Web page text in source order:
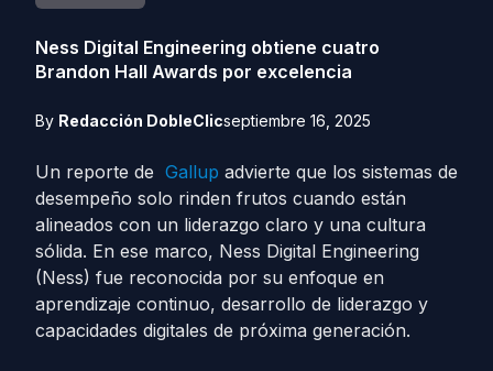
Ness Digital Engineering obtiene cuatro
Brandon Hall Awards por excelencia
By Redacción DobleClicseptiembre 16, 2025
Un reporte de Gallup advierte que los sistemas de
desempeño solo rinden frutos cuando están
alineados con un liderazgo claro y una cultura
sólida. En ese marco, Ness Digital Engineering
(Ness) fue reconocida por su enfoque en
aprendizaje continuo, desarrollo de liderazgo y
capacidades digitales de próxima generación.